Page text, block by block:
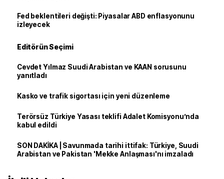
Fed beklentileri değişti: Piyasalar ABD enflasyonunu
izleyecek
Editörün Seçimi
Cevdet Yılmaz Suudi Arabistan ve KAAN sorusunu
yanıtladı
Kasko ve trafik sigortası için yeni düzenleme
Terörsüz Türkiye Yasası teklifi Adalet Komisyonu’nda
kabul edildi
SON DAKİKA | Savunmada tarihi ittifak: Türkiye, Suudi
Arabistan ve Pakistan 'Mekke Anlaşması'nı imzaladı